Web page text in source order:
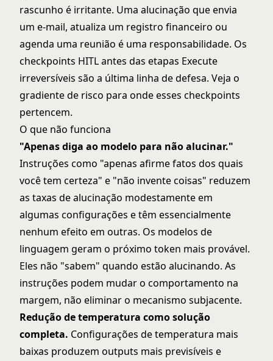
rascunho é irritante. Uma alucinação que envia
um e-mail, atualiza um registro financeiro ou
agenda uma reunião é uma responsabilidade. Os
checkpoints HITL antes das etapas Execute
irreversíveis são a última linha de defesa. Veja o
gradiente de risco para onde esses checkpoints
pertencem.
O que não funciona
"Apenas diga ao modelo para não alucinar."
Instruções como "apenas afirme fatos dos quais
você tem certeza" e "não invente coisas" reduzem
as taxas de alucinação modestamente em
algumas configurações e têm essencialmente
nenhum efeito em outras. Os modelos de
linguagem geram o próximo token mais provável.
Eles não "sabem" quando estão alucinando. As
instruções podem mudar o comportamento na
margem, não eliminar o mecanismo subjacente.
Redução de temperatura como solução
completa. Configurações de temperatura mais
baixas produzem outputs mais previsíveis e